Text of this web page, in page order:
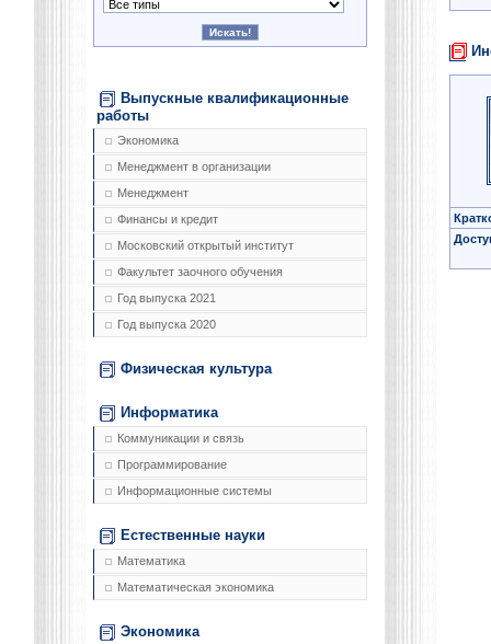
Выпускные квалификационные
работы
Экономика
Менеджмент в организации
Менеджмент
Финансы и кредит
Московский открытый институт
Факультет заочного обучения
Год выпуска 2021
Год выпуска 2020
Физическая культура
Информатика
Коммуникации и связь
Программирование
Информационные системы
Естественные науки
Математика
Математическая экономика
Экономика